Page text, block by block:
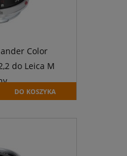
Color
do Leica M
DO KOSZYKA